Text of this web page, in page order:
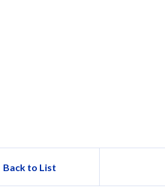
Back to List